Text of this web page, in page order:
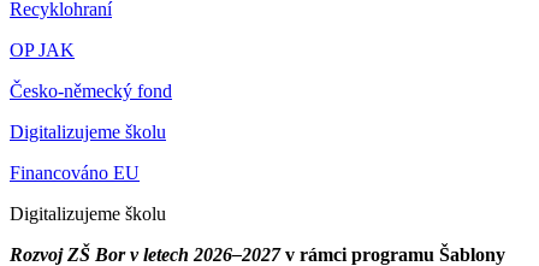
Recyklohraní
OP JAK
Česko-německý fond
Digitalizujeme školu
Financováno EU
Digitalizujeme školu
Rozvoj ZŠ Bor v letech 2026–2027v rámci programu Šablony